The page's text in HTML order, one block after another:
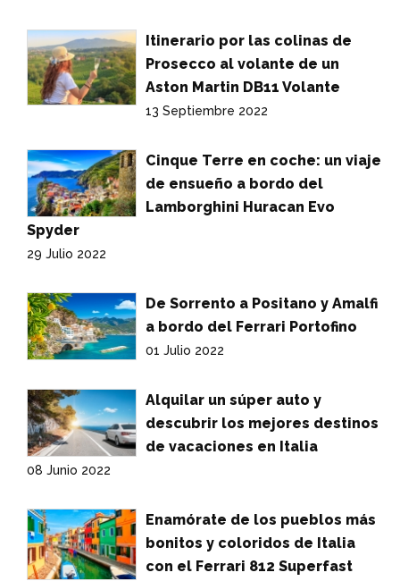
Itinerario por las colinas de
Prosecco al volante de un
Aston Martin DB11 Volante
13 Septiembre 2022
Cinque Terre en coche: un viaje
de ensueño a bordo del
Lamborghini Huracan Evo
Spyder
29 Julio 2022
De Sorrento a Positano y Amalfi
a bordo del Ferrari Portofino
01 Julio 2022
Alquilar un súper auto y
descubrir los mejores destinos
de vacaciones en Italia
08 Junio 2022
Enamórate de los pueblos más
bonitos y coloridos de Italia
con el Ferrari 812 Superfast